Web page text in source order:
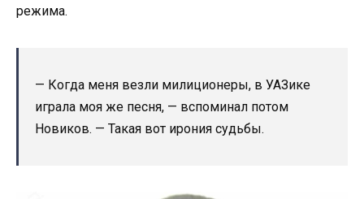
режима.
— Когда меня везли милиционеры, в УАЗике
играла моя же песня, — вспоминал потом
Новиков. — Такая вот ирония судьбы.